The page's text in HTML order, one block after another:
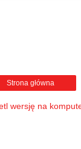
Strona główna
wersję na